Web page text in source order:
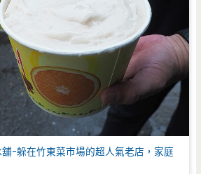
-躲在竹東菜市場的超人氣老店，家庭